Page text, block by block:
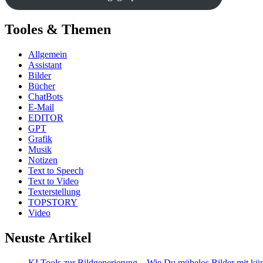
Tooles & Themen
Allgemein
Assistant
Bilder
Bücher
ChatBots
E-Mail
EDITOR
GPT
Grafik
Musik
Notizen
Text to Speech
Text to Video
Texterstellung
TOPSTORY
Video
Neuste Artikel